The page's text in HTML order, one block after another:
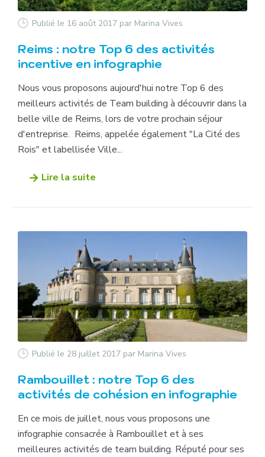
Publié le 16 août 2017 par Marina Vives
Reims : notre Top 6 des activités
incentive en infographie
Nous vous proposons aujourd'hui notre Top 6 des
meilleurs activités de Team building à découvrir dans la
belle ville de Reims, lors de votre prochain séjour
d'entreprise. Reims, appelée également "La Cité des
Rois" et labellisée Ville...
Lire la suite
Publié le 28 juillet 2017 par Marina Vives
Rambouillet : notre Top 6 des
activités de cohésion en infographie
En ce mois de juillet, nous vous proposons une
infographie consacrée à Rambouillet et à ses
meilleures activités de team building. Réputé pour ses